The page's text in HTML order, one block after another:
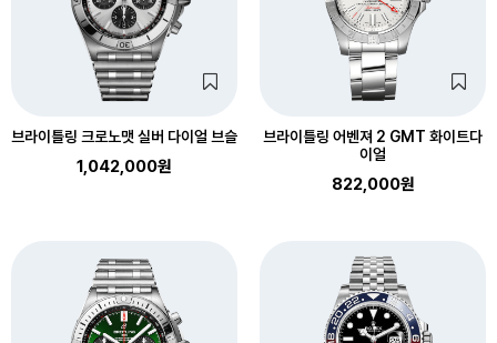
브라이틀링 크로노맷 실버 다이얼 브슬
1,042,000원
브라이틀링 어벤져 2 GMT 화이트다
이얼
822,000원